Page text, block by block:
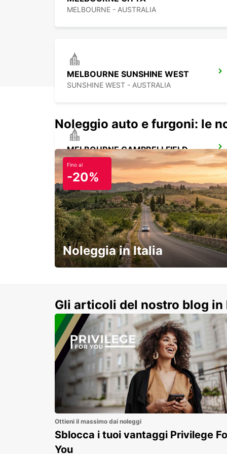
MELBOURNE - AUSTRALIA
MELBOURNE SUNSHINE WEST
SUNSHINE WEST - AUSTRALIA
MELBOURNE CAMPBELLFIELD
CAMPBELLFIELD - AUSTRALIA
MELBOURNE AEROPORTO
MELBOURNE - AUSTRALIA
Noleggio auto e furgoni: le
Fino al
-20%
Noleggia in Italia
Gli articoli del nostro blog in
Ottieni il massimo dai noleggi
Sblocca i tuoi vantaggi Privilege
You